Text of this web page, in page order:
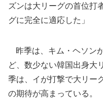
ズンは大リーグの首位打
グに完全に適応した」
昨季は、キム・ヘソン
ど、数少ない韓国出身大
季は、イが打撃で大リー
の期待が高まっている。